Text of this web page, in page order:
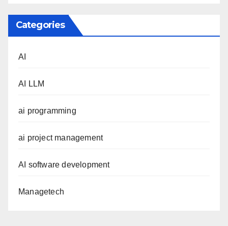
Categories
AI
AI LLM
ai programming
ai project management
AI software development
Managetech